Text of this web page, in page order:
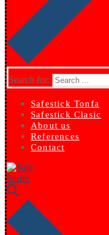
Search for:
Safestick Tonfa
Safestick Clasic
About us
References
Contact